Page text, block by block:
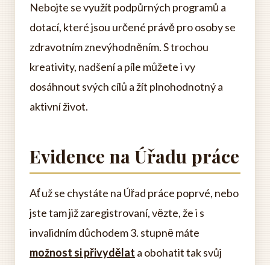
Nebojte se využít podpůrných programů a
dotací, které jsou určené právě pro osoby se
zdravotním znevýhodněním. S trochou
kreativity, nadšení a píle můžete i vy
dosáhnout svých cílů a žít plnohodnotný a
aktivní život.
Evidence na Úřadu práce
Ať už se chystáte na Úřad práce poprvé, nebo
jste tam již zaregistrovaní, vězte, že i s
invalidním důchodem 3. stupně máte
možnost si přivydělat a obohatit tak svůj